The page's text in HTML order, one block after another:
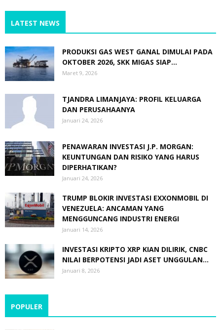
LATEST NEWS
PRODUKSI GAS WEST GANAL DIMULAI PADA
OKTOBER 2026, SKK MIGAS SIAP...
Maret 9, 2026
TJANDRA LIMANJAYA: PROFIL KELUARGA
DAN PERUSAHAANYA
Januari 24, 2026
PENAWARAN INVESTASI J.P. MORGAN:
KEUNTUNGAN DAN RISIKO YANG HARUS
DIPERHATIKAN?
Januari 24, 2026
TRUMP BLOKIR INVESTASI EXXONMOBIL DI
VENEZUELA: ANCAMAN YANG
MENGGUNCANG INDUSTRI ENERGI
Januari 14, 2026
INVESTASI KRIPTO XRP KIAN DILIRIK, CNBC
NILAI BERPOTENSI JADI ASET UNGGULAN...
Januari 8, 2026
POPULER